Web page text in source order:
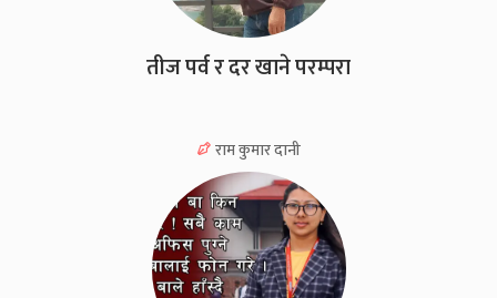
तीज पर्व र दर खाने परम्परा
राम कुमार दानी